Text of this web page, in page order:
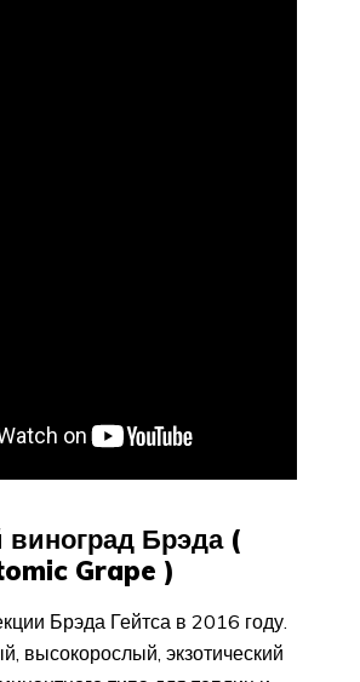
Брэда (
Grape )
Брэда Гейтса в 2016 году.
высокорослый, экзотический